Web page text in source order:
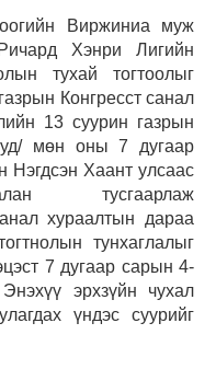
Виржиниа муж
Хэнри Лигийн
тухай тогтоолыг
Конгресст санал
13 суурин газрын
мөн оны 7 дугаар
Хаант улсаас
тусгаарлаж
хураалтын дараа
тунхаглалыг
7 дугаар сарын 4-
эрхзүйн чухал
үндэс суурийг